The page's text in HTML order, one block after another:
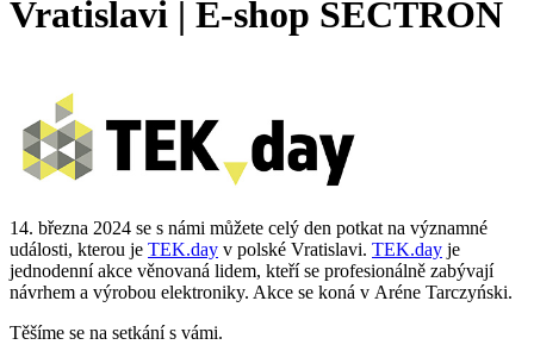
Vratislavi | E-shop SECTRON
14. března 2024 se s námi můžete celý den potkat na významné
události, kterou je TEK.day v polské Vratislavi. TEK.day je
jednodenní akce věnovaná lidem, kteří se profesionálně zabývají
návrhem a výrobou elektroniky. Akce se koná v Aréne Tarczyński.
Těšíme se na setkání s vámi.